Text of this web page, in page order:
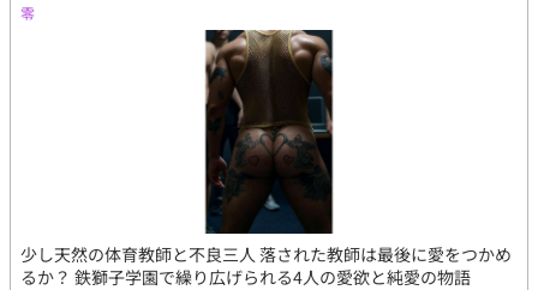
零
少し天然の体育教師と不良三人 落された教師は最後に愛をつかめ
るか？ 鉄獅子学園で繰り広げられる4人の愛欲と純愛の物語